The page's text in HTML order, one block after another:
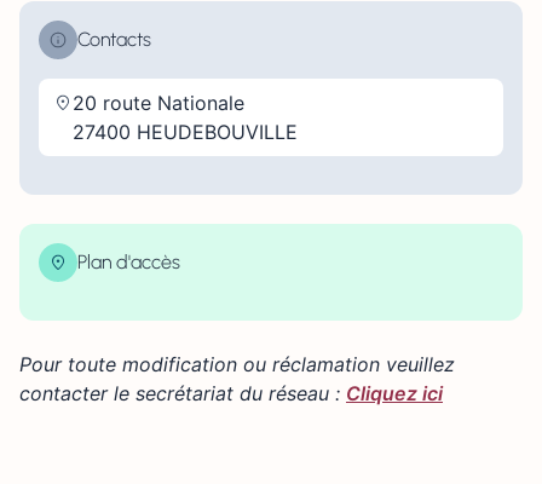
Contacts
20 route Nationale
27400 HEUDEBOUVILLE
Plan d'accès
−
Pour toute modification ou réclamation veuillez
contacter le secrétariat du réseau : Cliquez ici